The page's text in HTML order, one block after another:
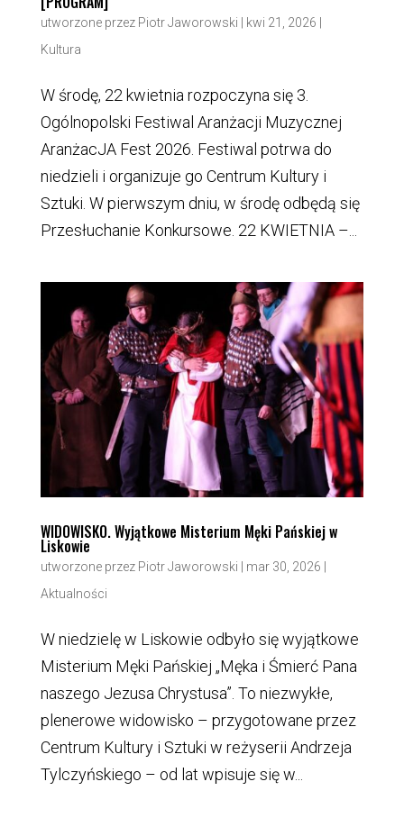
utworzone przez Piotr Jaworowski kwi 21, 2026
Kultura
W środę, 22 kwietnia rozpoczyna się 3.
Ogólnopolski Festiwal Aranżacji Muzycznej
AranżacJA Fest 2026. Festiwal potrwa do
niedzieli i organizuje go Centrum Kultury i
Sztuki. W pierwszym dniu, w środę odbędą się
Przesłuchanie Konkursowe. 22 KWIETNIA –...
WIDOWISKO. Wyjątkowe Misterium Męki Pańskiej w
Liskowie
utworzone przez Piotr Jaworowski | mar 30, 2026 |
Aktualności
W niedzielę w Liskowie odbyło się wyjątkowe
Misterium Męki Pańskiej „Męka i Śmierć Pana
naszego Jezusa Chrystusa”. To niezwykłe,
plenerowe widowisko – przygotowane przez
Centrum Kultury i Sztuki w reżyserii Andrzeja
Tylczyńskiego – od lat wpisuje się w...